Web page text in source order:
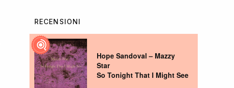
RECENSIONI
Hope Sandoval – Mazzy
Star
So Tonight That I Might See